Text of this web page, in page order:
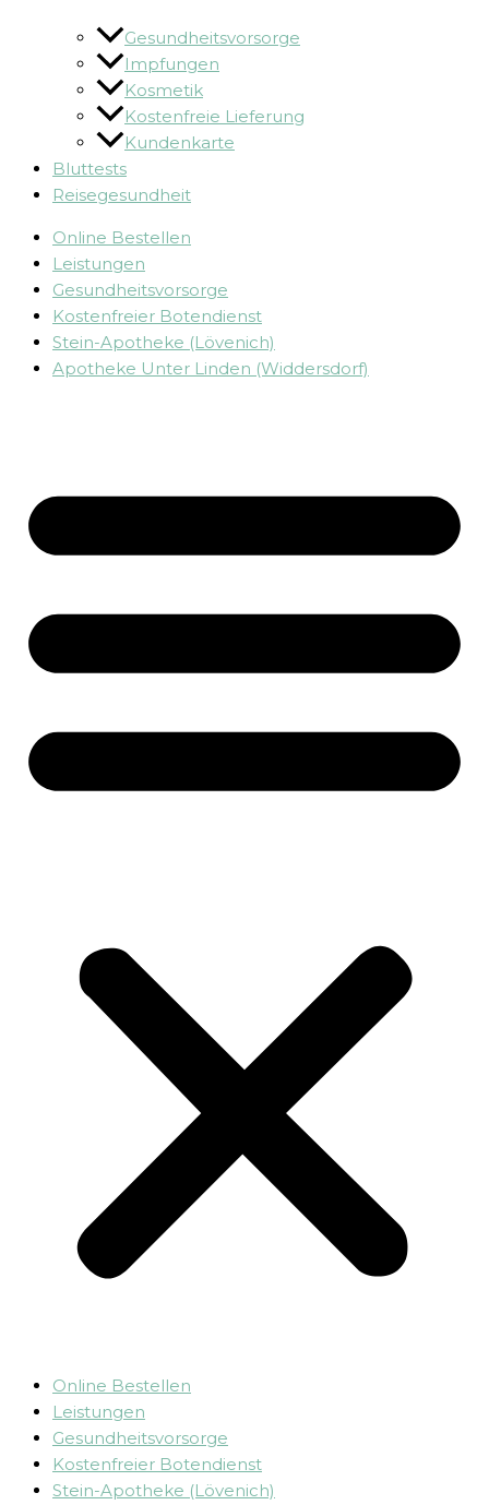
Gesundheitsvorsorge
Impfungen
Kosmetik
Kostenfreie Lieferung
Kundenkarte
Bluttests
Reisegesundheit
Online Bestellen
Leistungen
Gesundheitsvorsorge
Kostenfreier Botendienst
Stein-Apotheke (Lövenich)
Apotheke Unter Linden (Widdersdorf)
Online Bestellen
Leistungen
Gesundheitsvorsorge
Kostenfreier Botendienst
Stein-Apotheke (Lövenich)